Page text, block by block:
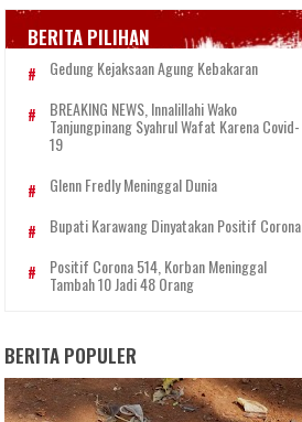
BERITA PILIHAN
Gedung Kejaksaan Agung Kebakaran
BREAKING NEWS, Innalillahi Wako
Tanjungpinang Syahrul Wafat Karena Covid-
19
Glenn Fredly Meninggal Dunia
Bupati Karawang Dinyatakan Positif Corona
Positif Corona 514, Korban Meninggal
Tambah 10 Jadi 48 Orang
BERITA POPULER